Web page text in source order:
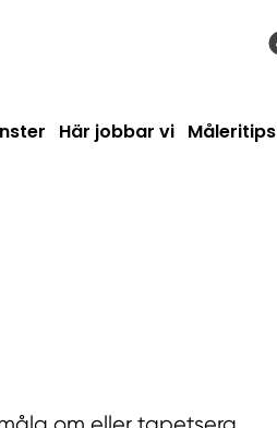
Här jobbar vi Måleritips